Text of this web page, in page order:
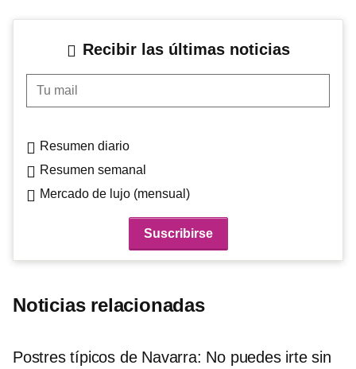
Recibir las últimas noticias
Tu mail
Resumen diario
Resumen semanal
Mercado de lujo (mensual)
Noticias relacionadas
Postres típicos de Navarra: No puedes irte sin